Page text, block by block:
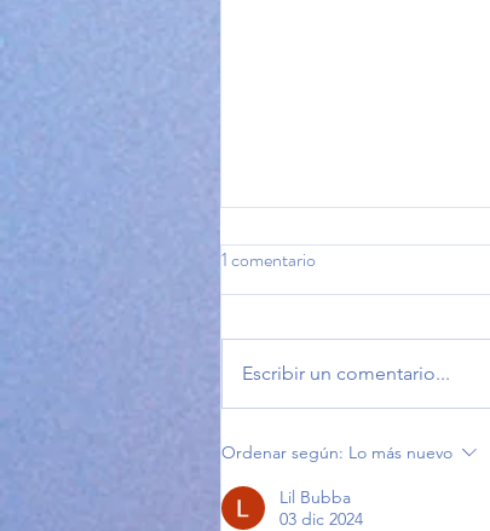
Del derecho a la escucha: una
síntoma
1 comentario
Escribir un comentario...
Ordenar según: Lo más nuevo
Lil Bubba
03 dic 2024